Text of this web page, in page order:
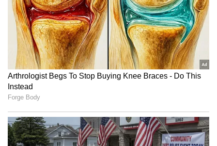
ಇರುವ ಸೀಟುಗಳ ಗರಿಷ್ಠ ಬಳಕೆಯನ್ನು ಖಚಿತಪಡಿಸುತ್ತದೆ
ಮತ್ತು ರೈಲ್ವೆಯ ಆದಾಯವನ್ನು ಹೆಚ್ಚಿಸುತ್ತದೆ.
Shetty speech | Suvarna News
ಶೇ.50 ರಿಂದ ಶೇ.18 ಕ್ಕೆ TAX ಇಳಿಕೆ: ಮೋದಿ-
ಟ್ರಂಪ್ ಐತಿಹಾಸಿಕ ಒಪ್ಪಂದ | India US
Trade Deal | Party Rounds